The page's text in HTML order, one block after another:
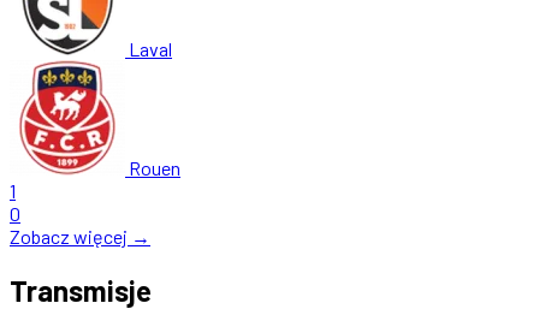
Laval
Rouen
1
0
Zobacz więcej →
Transmisje